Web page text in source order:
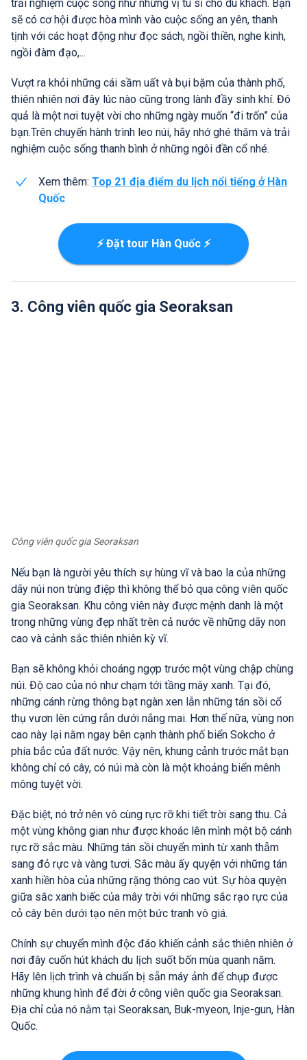
trải nghiệm cuộc sống như những vị tu sĩ cho du khách. Bạn
sẽ có cơ hội được hòa mình vào cuộc sống an yên, thanh
tịnh với các hoạt động như đọc sách, ngồi thiền, nghe kinh,
ngồi đàm đạo,...
Vượt ra khỏi những cái sầm uất và bụi bặm của thành phố,
thiên nhiên nơi đây lúc nào cũng trong lành đầy sinh khí. Đó
quả là một nơi tuyệt vời cho những ngày muốn “đi trốn” của
bạn.Trên chuyến hành trình leo núi, hãy nhớ ghé thăm và trải
nghiệm cuộc sống thanh bình ở những ngôi đền cổ nhé.
Xem thêm: Top 21 địa điểm du lịch nổi tiếng ở Hàn
Quốc
⚡ Đặt tour Hàn Quốc ⚡
3. Công viên quốc gia Seoraksan
Công viên quốc gia Seoraksan
Nếu bạn là người yêu thích sự hùng vĩ và bao la của những
dãy núi non trùng điệp thì không thể bỏ qua công viên quốc
gia Seoraksan. Khu công viên này được mệnh danh là một
trong những vùng đẹp nhất trên cả nước về những dãy non
cao và cảnh sắc thiên nhiên kỳ vĩ.
Bạn sẽ không khỏi choáng ngợp trước một vùng chập chùng
núi. Độ cao của nó như chạm tới tầng mây xanh. Tại đó,
những cánh rừng thông bạt ngàn xen lẫn những tán sồi cổ
thụ vươn lên cứng rắn dưới nắng mai. Hơn thế nữa, vùng non
cao này lại nằm ngay bên cạnh thành phố biển Sokcho ở
phía bắc của đất nước. Vậy nên, khung cảnh trước mắt bạn
không chỉ có cây, có núi mà còn là một khoảng biển mênh
mông tuyệt vời.
Đặc biệt, nó trở nên vô cùng rực rỡ khi tiết trời sang thu. Cả
một vùng không gian như được khoác lên mình một bộ cánh
rực rỡ sắc màu. Những tán sồi chuyển mình từ xanh thẫm
sang đỏ rực và vàng tươi. Sắc màu ấy quyện với những tán
xanh hiền hòa của những rặng thông cao vút. Sự hòa quyện
giữa sắc xanh biếc của mây trời với những sắc rạo rực của
cỏ cây bên dưới tạo nên một bức tranh vô giá.
Chính sự chuyển mình độc đáo khiến cảnh sắc thiên nhiên ở
nơi đây cuốn hút khách du lịch suốt bốn mùa quanh năm.
Hãy lên lịch trình và chuẩn bị sẵn máy ảnh để chụp được
những khung hình để đời ở công viên quốc gia Seoraksan.
Địa chỉ của nó nằm tại Seoraksan, Buk-myeon, Inje-gun, Hàn
Quốc.